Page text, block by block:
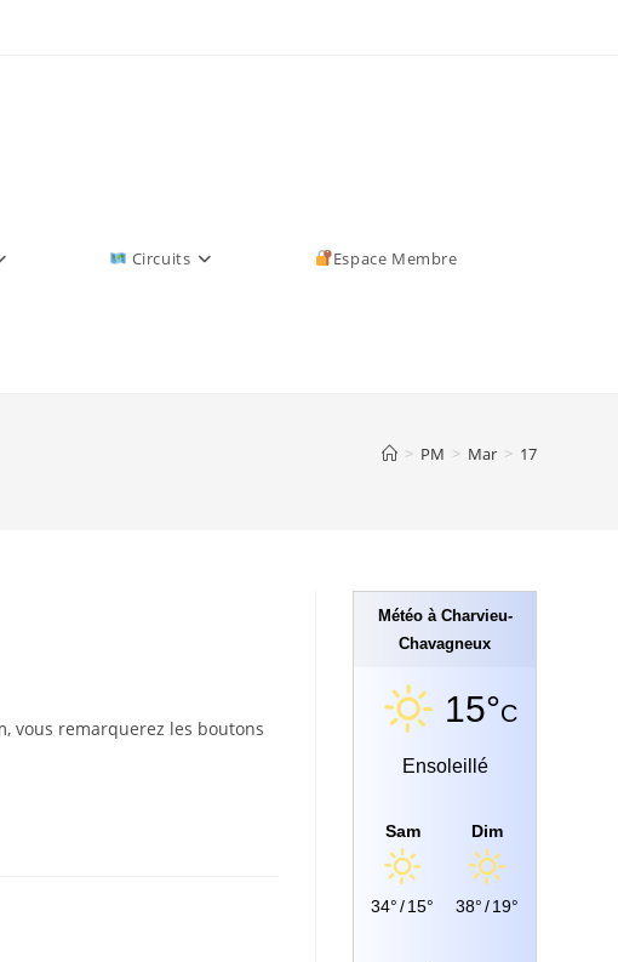
Circuits Espace Membre
> PM > Mar > 17
vous remarquerez les boutons
Météo à Charvieu-
Chavagneux
15°C
Ensoleillé
Sam
34°/15°
Dim
38°/19°